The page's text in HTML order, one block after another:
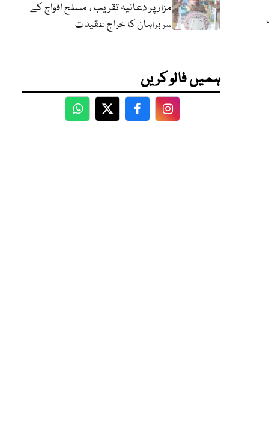
مزار پر دعائیہ تقریب ، مسلح افواج کے
سربراہان کا خراج عقیدت
ہمیں فالو کریں
WhatsApp
TwitterFacebookFacebook